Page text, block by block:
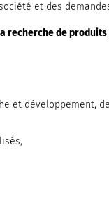
et des
recherche de
et développement,